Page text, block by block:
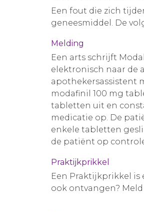
Een fout die zich
geneesmiddel. De
Melding
Een arts schrijft
elektronisch naar de
apothekersassistent
modafinil 100 mg
tabletten uit en
medicatie op. De
enkele tabletten
de patiënt op
Praktijkprikkel
Een Praktijkprikkel
ook ontvangen? Meld